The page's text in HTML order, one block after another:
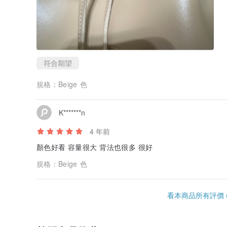
符合期望
規格： Beige 色
K*******n
4 年前
顏色好看 容量很大 背法也很多 很好
規格： Beige 色
看本商品所有評價